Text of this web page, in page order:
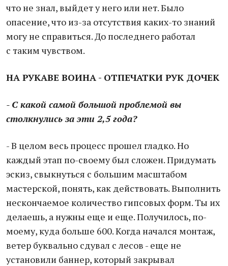
что не знал, выйдет у него или нет. Было
опасение, что из-за отсутствия каких-то знаний
могу не справиться. До последнего работал
с таким чувством.
НА РУКАВЕ ВОИНА - ОТПЕЧАТКИ РУК ДОЧЕК
- С какой самой большой проблемой вы
столкнулись за эти 2,5 года?
- В целом весь процесс прошел гладко. Но
каждый этап по-своему был сложен. Придумать
эскиз, свыкнуться с большим масштабом
мастерской, понять, как действовать. Выполнить
нескончаемое количество гипсовых форм. Ты их
делаешь, а нужны еще и еще. Получилось, по-
моему, куда больше 600. Когда начался монтаж,
ветер буквально сдувал с лесов - еще не
установили баннер, который закрывал